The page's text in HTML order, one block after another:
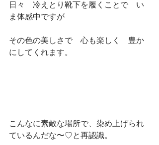
日々　冷えとり靴下を履くことで　い
ま体感中ですが
その色の美しさで　心も楽しく　豊か
にしてくれます。
こんなに素敵な場所で、染め上げられ
ているんだな〜♡と再認識。